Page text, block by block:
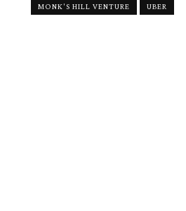
MONK'S HILL VENTURE
UBER